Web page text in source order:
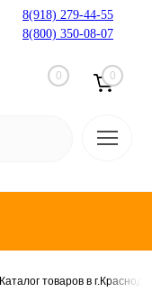
8(918) 279-44-55
8(800) 350-08-07
0 0
Каталог товаров в